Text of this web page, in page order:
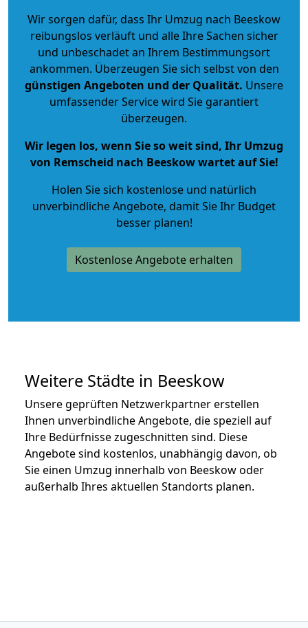
Wir sorgen dafür, dass Ihr Umzug nach Beeskow
reibungslos verläuft und alle Ihre Sachen sicher
und unbeschadet an Ihrem Bestimmungsort
ankommen. Überzeugen Sie sich selbst von den
günstigen Angeboten und der Qualität. Unsere
umfassender Service wird Sie garantiert
überzeugen.
Wir legen los, wenn Sie so weit sind, Ihr Umzug
von Remscheid nach Beeskow wartet auf Sie!
Holen Sie sich kostenlose und natürlich
unverbindliche Angebote, damit Sie Ihr Budget
besser planen!
Kostenlose Angebote erhalten
Weitere Städte in Beeskow
Unsere geprüften Netzwerkpartner erstellen
Ihnen unverbindliche Angebote, die speziell auf
Ihre Bedürfnisse zugeschnitten sind. Diese
Angebote sind kostenlos, unabhängig davon, ob
Sie einen Umzug innerhalb von Beeskow oder
außerhalb Ihres aktuellen Standorts planen.